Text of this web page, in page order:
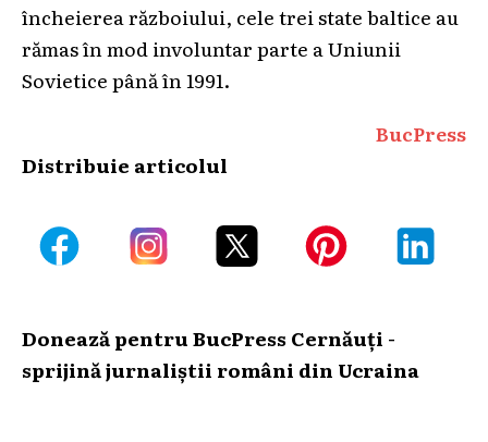
încheierea războiului, cele trei state baltice au
rămas în mod involuntar parte a Uniunii
Sovietice până în 1991.
BucPress
Distribuie articolul
Donează pentru BucPress Cernăuți -
sprijină jurnaliștii români din Ucraina